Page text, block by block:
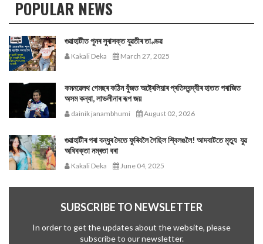
POPULAR NEWS
গুৱাহাটীত পুনৰ সুৰাসক্ত যুৱতীৰ তাণ্ডৱ
Kakali Deka March 27, 2025
কমনৱেলথ গেমছৰ কঠিন যুঁজত অষ্ট্ৰেলিয়াৰ প্ৰতিদ্বন্দ্বীৰ হাতত পৰাজিত
অসম কন্যা, লাভলীনাৰ ৰূপ জয়
dainik janambhumi August 02, 2026
গুৱাহাটীৰ পৰা বন্ধুৰ সৈতে ফুৰিবলৈ গৈছিল শ্বিলঙলৈ! আদবাটতে মৃত্যু যুৱ
অধিবক্তা নম্ৰতা বৰা
Kakali Deka June 04, 2025
SUBSCRIBE TO NEWSLETTER
In order to get the updates about the website, please
subscribe to our newsletter.